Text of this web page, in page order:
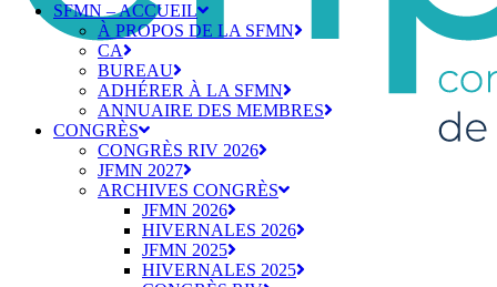
SFMN – ACCUEIL
À PROPOS DE LA SFMN
CA
BUREAU
ADHÉRER À LA SFMN
ANNUAIRE DES MEMBRES
CONGRÈS
CONGRÈS RIV 2026
JFMN 2027
ARCHIVES CONGRÈS
JFMN 2026
HIVERNALES 2026
JFMN 2025
HIVERNALES 2025